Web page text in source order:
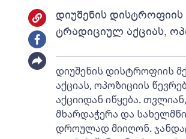
დიუშენის დისტროფიის
ტრადიციულ აქციას,
დიუშენის დისტროფიის
აქციას, ოპოზიციის
აქციიდან იწყება.
მხარდაჭერა და
დროულად მიიღონ.